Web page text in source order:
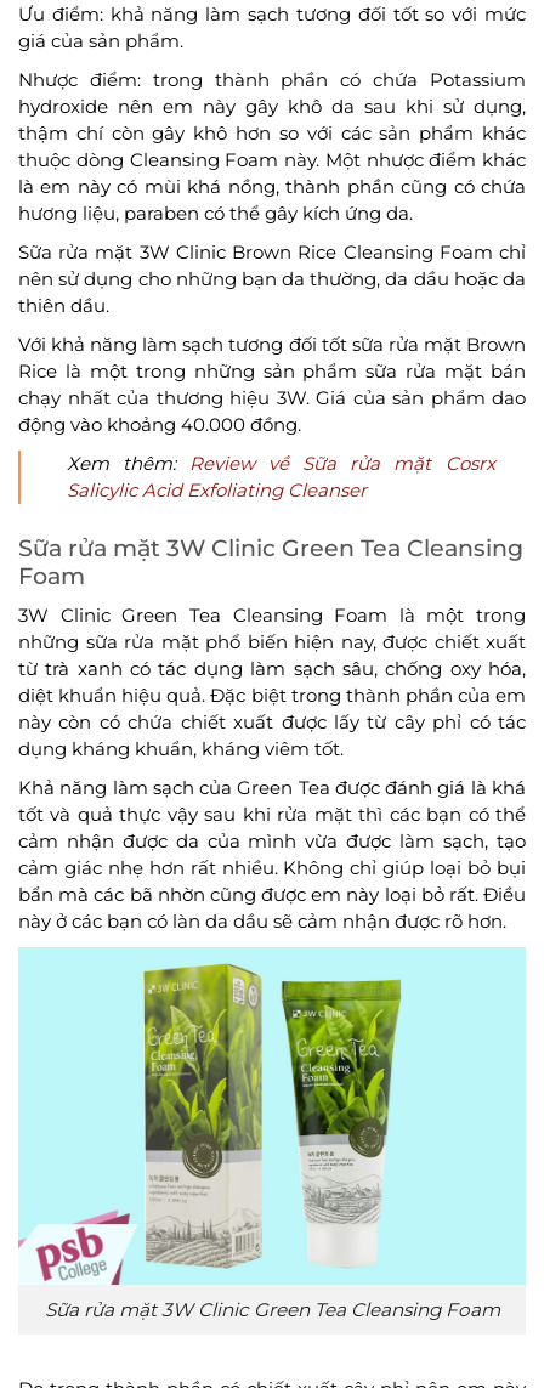
Ưu điểm: khả năng làm sạch tương đối tốt so với mức
giá của sản phẩm.
Nhược điểm: trong thành phần có chứa Potassium
hydroxide nên em này gây khô da sau khi sử dụng,
thậm chí còn gây khô hơn so với các sản phẩm khác
thuộc dòng Cleansing Foam này. Một nhược điểm khác
là em này có mùi khá nồng, thành phần cũng có chứa
hương liệu, paraben có thể gây kích ứng da.
Sữa rửa mặt 3W Clinic Brown Rice Cleansing Foam chỉ
nên sử dụng cho những bạn da thường, da dầu hoặc da
thiên dầu.
Với khả năng làm sạch tương đối tốt sữa rửa mặt Brown
Rice là một trong những sản phẩm sữa rửa mặt bán
chạy nhất của thương hiệu 3W. Giá của sản phẩm dao
động vào khoảng 40.000 đồng.
Xem thêm: Review về Sữa rửa mặt Cosrx
Salicylic Acid Exfoliating Cleanser
Sữa rửa mặt 3W Clinic Green Tea Cleansing
Foam
3W Clinic Green Tea Cleansing Foam là một trong
những sữa rửa mặt phổ biến hiện nay, được chiết xuất
từ trà xanh có tác dụng làm sạch sâu, chống oxy hóa,
diệt khuẩn hiệu quả. Đặc biệt trong thành phần của em
này còn có chứa chiết xuất được lấy từ cây phỉ có tác
dụng kháng khuẩn, kháng viêm tốt.
Khả năng làm sạch của Green Tea được đánh giá là khá
tốt và quả thực vậy sau khi rửa mặt thì các bạn có thể
cảm nhận được da của mình vừa được làm sạch, tạo
cảm giác nhẹ hơn rất nhiều. Không chỉ giúp loại bỏ bụi
bẩn mà các bã nhờn cũng được em này loại bỏ rất. Điều
này ở các bạn có làn da dầu sẽ cảm nhận được rõ hơn.
Sữa rửa mặt 3W Clinic Green Tea Cleansing Foam